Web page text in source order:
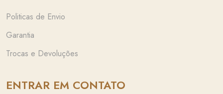
Politicas de Envio
Garantia
Trocas e Devoluções
ENTRAR EM CONTATO